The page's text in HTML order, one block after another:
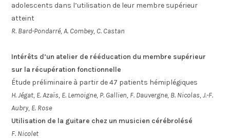
adolescents dans l’utilisation de leur membre supérieur
atteint
R. Bard-Pondarré, A. Combey, C. Castan
Intérêts d’un atelier de rééducation du membre supérieur
sur la récupération fonctionnelle
Étude préliminaire à partir de 47 patients hémiplégiques
H. Jégat, E. Azaïs, E. Lemoigne, P. Gallien, F. Dauvergne, B. Nicolas, J.-F.
Aubry, E. Rose
Utilisation de la guitare chez un musicien cérébrolésé
F. Nicolet